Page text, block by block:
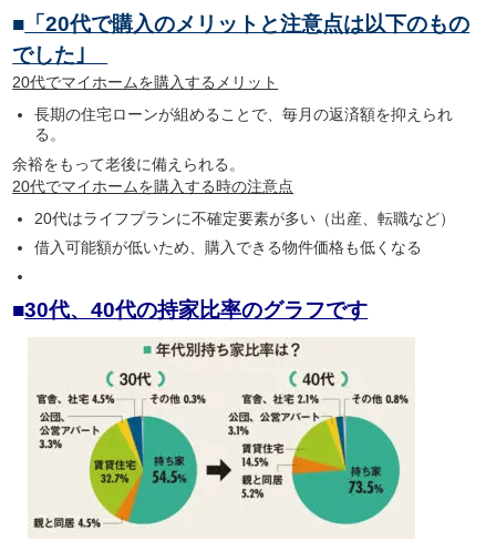
■ 「20代で購入のメリットと注意点は以下のもの
でした｣
20代でマイホームを購入するメリット
長期の住宅ローンが組めることで、毎月の返済額を抑えられ
る。
余裕をもって老後に備えられる。
20代でマイホームを購入する時の注意点
20代はライフプランに不確定要素が多い（出産、転職など）
借入可能額が低いため、購入できる物件価格も低くなる
■30代、40代の持家比率のグラフです